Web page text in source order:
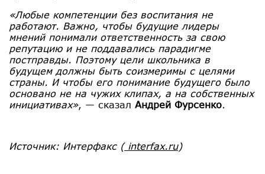
«Любые компетенции без воспитания не
работают. Важно, чтобы будущие лидеры
мнений понимали ответственность за свою
репутацию и не поддавались парадигме
постправды. Поэтому цели школьника в
будущем должны быть соизмеримы с целями
страны. И чтобы его понимание будущего было
основано не на чужих клипах, а на собственных
инициативах», — сказал Андрей Фурсенко.
Источник: Интерфакс (interfax.ru)